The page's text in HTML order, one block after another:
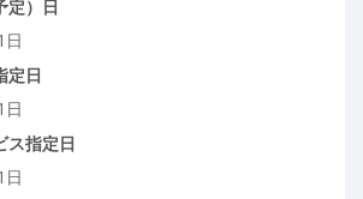
定）日
日
定日
日
ス指定日
日